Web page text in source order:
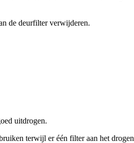
de deurfilter verwijderen.
uitdrogen.
terwijl er één filter aan het